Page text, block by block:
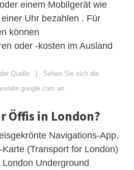
einem Mobilgerät wie
Uhr bezahlen . Für
können
oder -kosten im Ausland
Quelle | Sehen Sie sich die
an
Öffis in London?
Navigations-App,
(Transport for London)
Underground